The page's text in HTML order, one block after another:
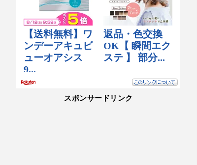
スポンサードリンク